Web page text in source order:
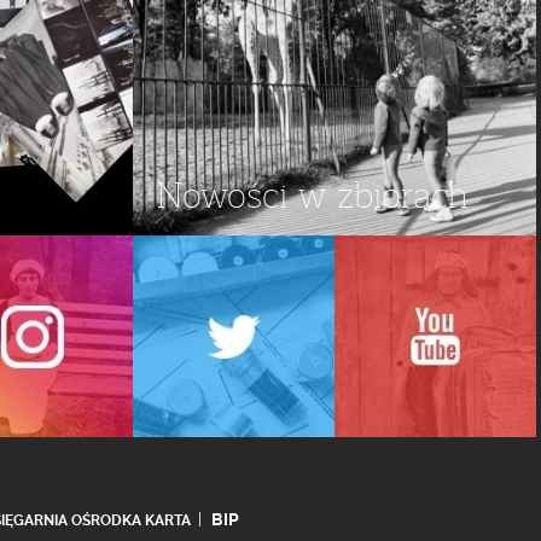
Nowości w zbiorach
OŚRODKA KARTA BIP